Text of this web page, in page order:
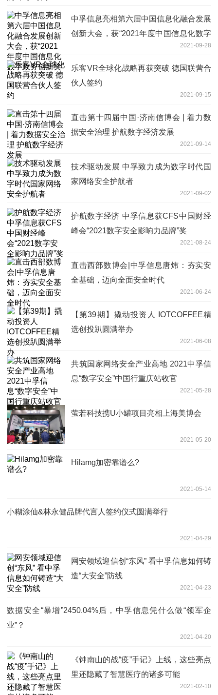
中孚信息亮相第六届中国信息化融合发展
创新大会，获“2021年度中国信息化数字
2021-09-28
乐客VR全球化战略再获突破 德国联营合
伙人签约
2021-09-15
直击第十四届中国·济南信博会 | 着力数
据安全治理 护航数字经济发展
2021-09-14
技术驱动发展 中孚致力成为数字时代国
家网络安全护航者
2021-09-02
护航数字经济 中孚信息获CFS中国财经
峰会“2021数字安全影响力品牌”奖
2021-08-24
直击西部数博会|中孚信息唐炜：夯实安
全基础，迈向全面安全时代
2021-06-24
【第39期】撬动投资人 IOTCOFFEE精
选创投趴圆满举办
2021-06-08
共筑国家网络安全产业高地 2021中孚信
息“数字安全”中国行重庆站收官
2021-05-28
萤若科技携U小罐项目亮相上海美博会
2021-05-20
Hilamg加密靠谱么?
2021-05-14
小糊涂仙&林永健品牌代言人签约仪式圆满举行
2021-04-29
网安领域迎信创“东风” 看中孚信息如何铸
造“大安全”防线
2021-04-23
数据安全“暴增”2450.04%后，中孚信息凭什么做“领军企
业”？
2021-04-20
《钟南山的战“疫”手记》上线，这些亮点
里还隐藏了智慧医疗的诸多可能
2021-02-10